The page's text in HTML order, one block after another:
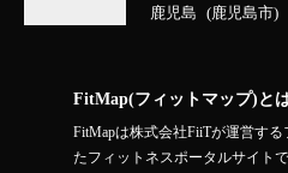
鹿児島
鹿児島市
FitMap(フィットマップ)と
FitMapは株式会社FiiTが運営す
たフィットネスポータルサイト